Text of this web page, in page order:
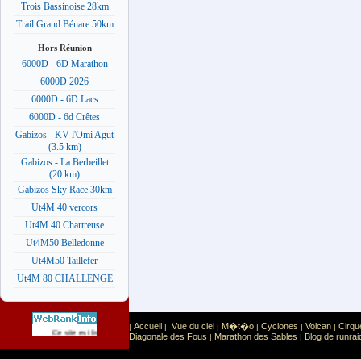
Trois Bassinoise 28km
Trail Grand Bénare 50km
Hors Réunion
6000D - 6D Marathon
6000D 2026
6000D - 6D Lacs
6000D - 6d Crêtes
Gabizos - KV l'Omi Agut
(3.5 km)
Gabizos - La Berbeillet
(20 km)
Gabizos Sky Race 30km
Ut4M 40 vercors
Ut4M 40 Chartreuse
Ut4M50 Belledonne
Ut4M50 Taillefer
Ut4M 80 CHALLENGE
Ce site est list� dans la cat�gorie Sport: Sports extr�mes
| Accueil | Vue du ciel | M�t�o | Cyclones | Volcan |
Diagonale des Fous | Marathon des Sables | Blog de